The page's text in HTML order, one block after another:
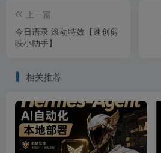
上一篇
今日语录 滚动特效【速创剪
映小助手】
相关推荐